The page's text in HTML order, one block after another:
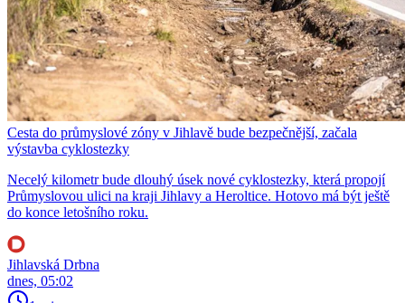
Cesta do průmyslové zóny v Jihlavě bude bezpečnější, začala
výstavba cyklostezky
Necelý kilometr bude dlouhý úsek nové cyklostezky, která propojí
Průmyslovou ulici na kraji Jihlavy a Heroltice. Hotovo má být ještě
do konce letošního roku.
Jihlavská Drbna
dnes, 05:02